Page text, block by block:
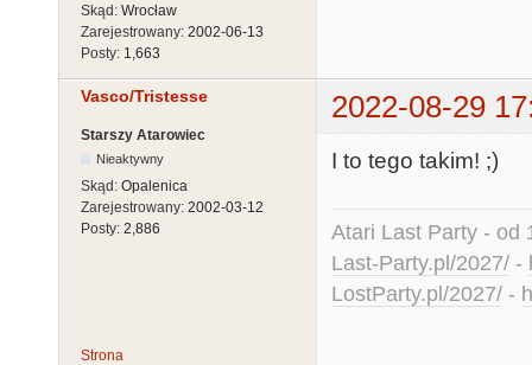
Skąd: Wrocław
Zarejestrowany: 2002-06-13
Posty: 1,663
Vasco/Tristesse 2022-08-29
Starszy Atarowiec
Nieaktywny
Skąd: Opalenica
Zarejestrowany: 2002-03-12
Posty: 2,886
I to tego takim! ;)
Atari Last Party - od
Last-Party.pl/2027/ -
LostParty.pl/2027/ -
Strona